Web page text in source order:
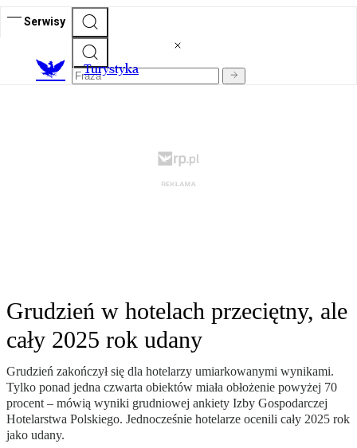
Serwisy
Turystyka
Grudzień w hotelach przeciętny, ale
cały 2025 rok udany
Grudzień zakończył się dla hotelarzy umiarkowanymi wynikami.
Tylko ponad jedna czwarta obiektów miała obłożenie powyżej 70
procent – mówią wyniki grudniowej ankiety Izby Gospodarczej
Hotelarstwa Polskiego. Jednocześnie hotelarze ocenili cały 2025 rok
jako udany.